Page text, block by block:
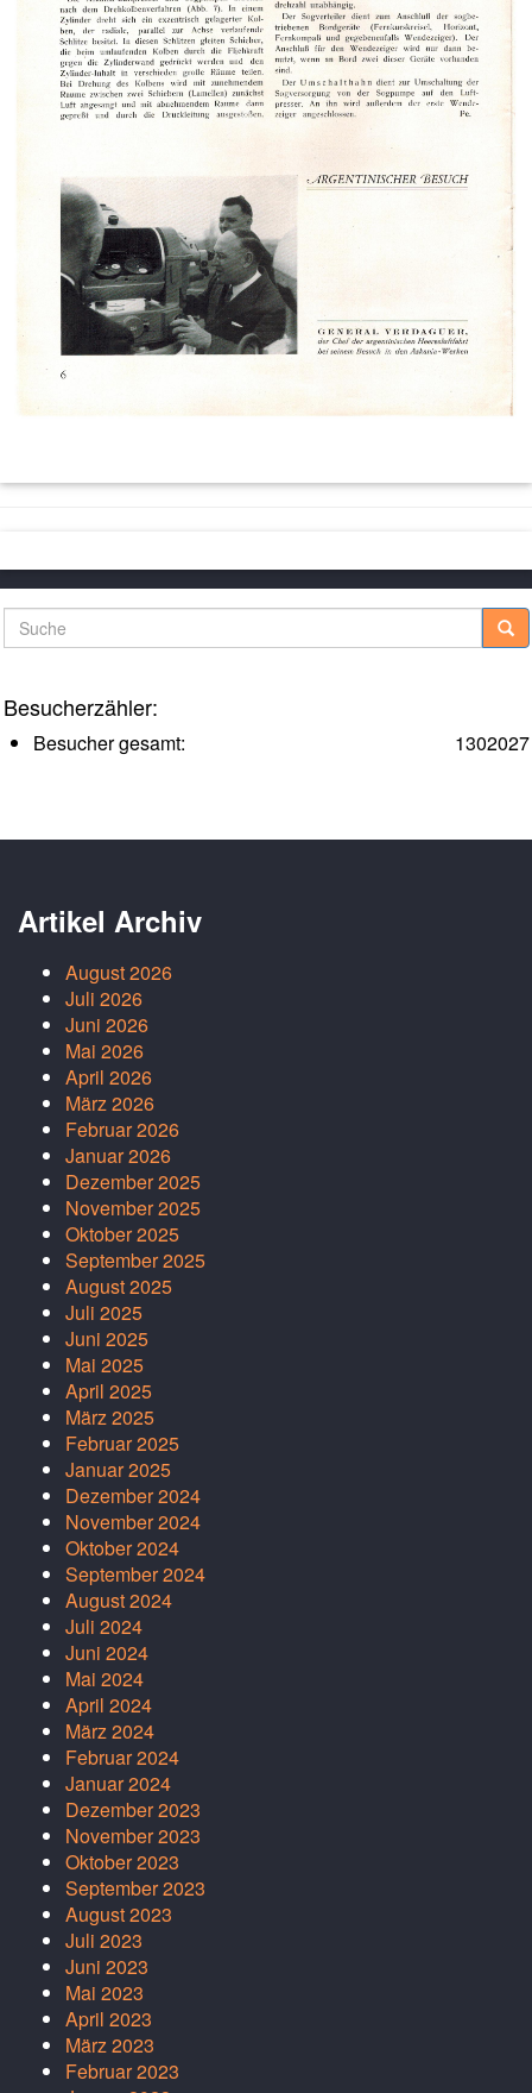
Suche
Besucherzähler:
1302027
Besucher gesamt:
Artikel Archiv
August 2026
Juli 2026
Juni 2026
Mai 2026
April 2026
März 2026
Februar 2026
Januar 2026
Dezember 2025
November 2025
Oktober 2025
September 2025
August 2025
Juli 2025
Juni 2025
Mai 2025
April 2025
März 2025
Februar 2025
Januar 2025
Dezember 2024
November 2024
Oktober 2024
September 2024
August 2024
Juli 2024
Juni 2024
Mai 2024
April 2024
März 2024
Februar 2024
Januar 2024
Dezember 2023
November 2023
Oktober 2023
September 2023
August 2023
Juli 2023
Juni 2023
Mai 2023
April 2023
März 2023
Februar 2023